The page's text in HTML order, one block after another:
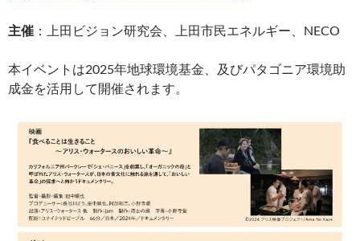
主催 ：上田ビジョン研究会、上田市民エネルギー、NECO
本イベントは2025年地球環境基金、及びパタゴニア環境助
成金を活用して開催されます。